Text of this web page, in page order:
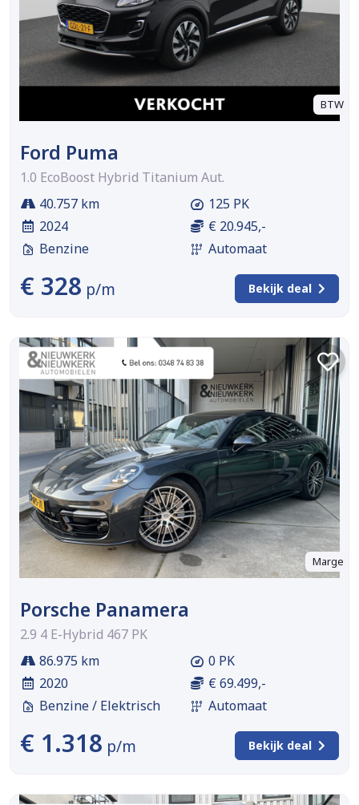
BTW
Ford Puma
1.0 EcoBoost Hybrid Titanium Aut.
40.757 km
2024
Benzine
125 PK
€ 20.945,-
Automaat
€ 328 p/m Bekijk deal
Marge
Porsche Panamera
2.9 4 E-Hybrid 467 PK
86.975 km
2020
Benzine / Elektrisch
0 PK
€ 69.499,-
Automaat
€ 1.318 p/m Bekijk deal